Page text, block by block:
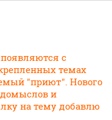
с
темах
"приют". Нового
и
на тему добавлю